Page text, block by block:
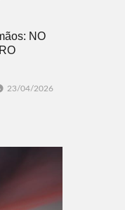
NO
23/04/2026